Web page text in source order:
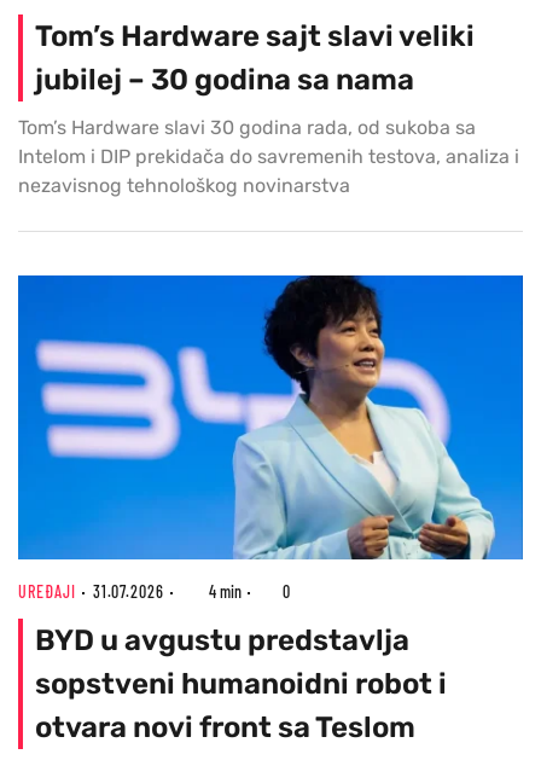
Tom’s Hardware sajt slavi veliki
jubilej – 30 godina sa nama
Tom’s Hardware slavi 30 godina rada, od sukoba sa
Intelom i DIP prekidača do savremenih testova, analiza i
nezavisnog tehnološkog novinarstva
UREĐAJI 31.07.2026 4 min 0
BYD u avgustu predstavlja
sopstveni humanoidni robot i
otvara novi front sa Teslom